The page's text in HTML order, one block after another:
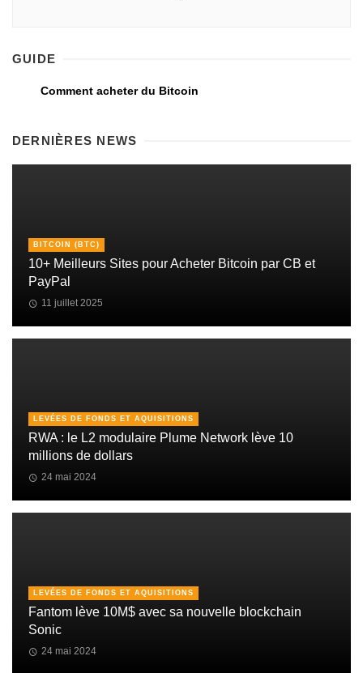
GUIDE
Comment acheter du Bitcoin
DERNIÈRES NEWS
BITCOIN (BTC)
10+ Meilleurs Sites pour Acheter Bitcoin par CB et
PayPal
11 juillet 2025
LEVÉES DE FONDS ET AQUISITIONS
RWA : le L2 modulaire Plume Network lève 10
millions de dollars
24 mai 2024
LEVÉES DE FONDS ET AQUISITIONS
Fantom lève 10M$ avec sa nouvelle blockchain
Sonic
24 mai 2024